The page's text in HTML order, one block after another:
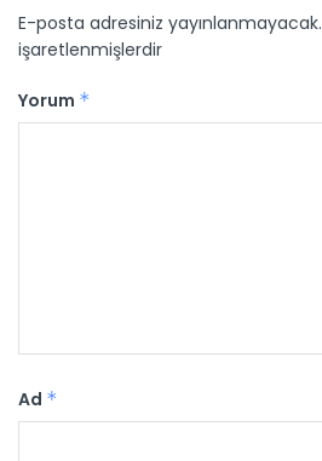
E-posta adresiniz yayınlanmayacak.
işaretlenmişlerdir
Yorum *
Ad *